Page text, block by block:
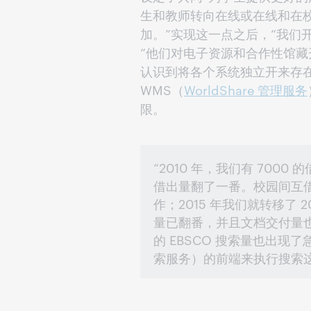
生和教师转向在线或在线和在
加。”实现这一点之后，“我们
“他们对电子资源和合作性馆
认识到将各个系统独立开来
WMS（WorldShare 管理服务
限。
“2010 年，我们有 7000 的
借出量翻了一番。校园间
作；2015 年我们就转移了
量已翻番，并且文档交付量
的 EBSCO 搜索量也出现
索服务）的前端来执行搜索